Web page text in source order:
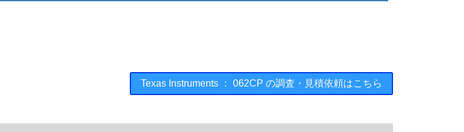
Texas Instruments ： 062CP の調査・見積依頼はこちら